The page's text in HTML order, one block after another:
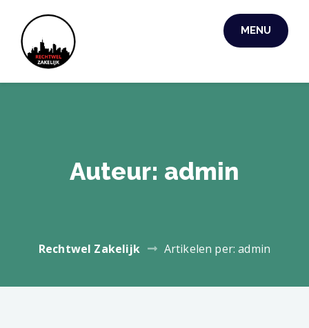
content
MENU
Auteur: admin
Rechtwel Zakelijk Artikelen per: admin